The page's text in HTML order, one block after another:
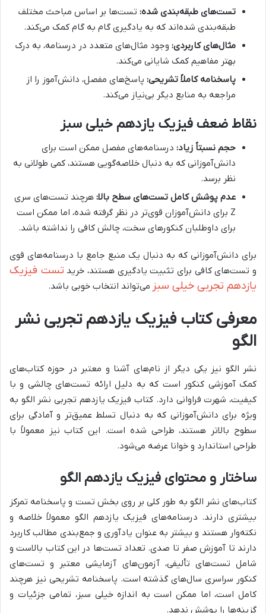
تست‌های طبقه‌بندی شده: تست‌ها بر اساس مباحث مختلف
طبقه‌بندی شده‌اند که به یادگیری گام به گام کمک می‌کند.
مثال‌های کاربردی: وجود مثال‌های متعدد در درسنامه، به درک
بهتر مفاهیم کمک شایانی می‌کند.
پاسخنامه کاملاً تشریحی: پاسخ‌های مفصل، دانش‌آموز را از
مراجعه به منابع دیگر بی‌نیاز می‌کند.
نقاط ضعف فیزیک یازدهم خیلی سبز
حجم نسبتاً زیاد: درسنامه‌های مفصل ممکن است برای
دانش‌آموزانی که به دنبال خلاصه‌گویی هستند، کمی طولانی به
نظر برسد.
عدم پوشش کامل تست‌های سطح بالا: هرچند تست‌های سری
Z برای دانش‌آموزان قوی‌تر در نظر گرفته شده، اما ممکن است
برای داوطلبان کنکورهای سخت، چالش کافی را نداشته باشد.
برای دانش‌آموزانی که به دنبال یک منبع جامع با درسنامه‌های قوی
و تست‌های کافی برای تثبیت یادگیری هستند، خرید تست فیزیک
یازدهم تجربی خیلی سبز می‌تواند انتخاب خوبی باشد.
معرفی کتاب فیزیک یازدهم تجربی نشر
الگو
نشر الگو نیز یکی دیگر از نام‌های آشنا و معتبر در حوزه کتاب‌های
کمک آموزشی کنکور است که به دلیل ارائه تست‌های چالشی و با
کیفیت، شهرت فراوانی دارد. کتاب فیزیک یازدهم تجربی نشر الگو به
ویژه برای دانش‌آموزانی که به دنبال تسلط عمیق‌تر و آمادگی برای
سطوح بالاتر هستند، طراحی شده است. این کتاب نیز معمولاً با
طراحی استاندارد و خوانا عرضه می‌شود.
ساختار و محتوای فیزیک یازدهم الگو
کتاب‌های نشر الگو به طور کلی بر روی بخش تست و پاسخنامه تمرکز
بیشتری دارند. درسنامه‌های فیزیک یازدهم الگو معمولاً خلاصه و
نکته‌وار هستند و بیشتر به عنوان یادآوری و جمع‌بندی مطالب کاربرد
دارند تا آموزش صفر تا صدی. تعداد تست‌ها در این کتاب بالاست و
شامل تست‌های تألیفی، آزمون‌های آزمایشی معتبر و تست‌های
کنکور سراسری سال‌های گذشته است. پاسخنامه تشریحی نیز هرچند
کامل است، اما ممکن است به اندازه خیلی سبز، تمامی جزئیات و
گزینه‌ها را پوشش ندهد.